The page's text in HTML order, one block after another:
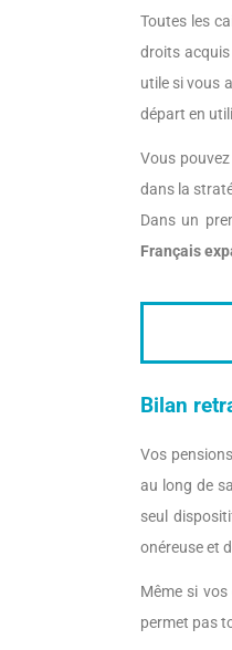
Toutes les
droits
utile si vous
départ en
Vous
dans la
Dans un
Français
Bilan
Vos
au long de
seul
onéreuse et
Même si
permet pas